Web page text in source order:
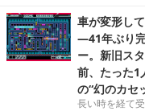
車が変形し
―41年ぶり
ー。新旧ス
前、たった1
の“幻のカセ
長い時を経て